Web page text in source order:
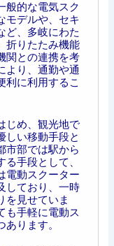
般的な電気スク
モデルや、セキ
ど、多岐にわた
折りたたみ機能
関との連携を考
より、通勤や通
利に利用するこ
じめ、観光地で
しい移動手段と
市部では駅から
手段として、
電動スクーター
しており、一時
を見せていま
も手軽に電動ス
ります。